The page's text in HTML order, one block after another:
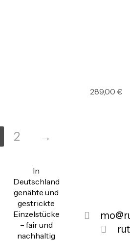
289,00 €
2 →
In
Deutschland
genähte und
gestrickte
Einzelstücke
– fair und
nachhaltig